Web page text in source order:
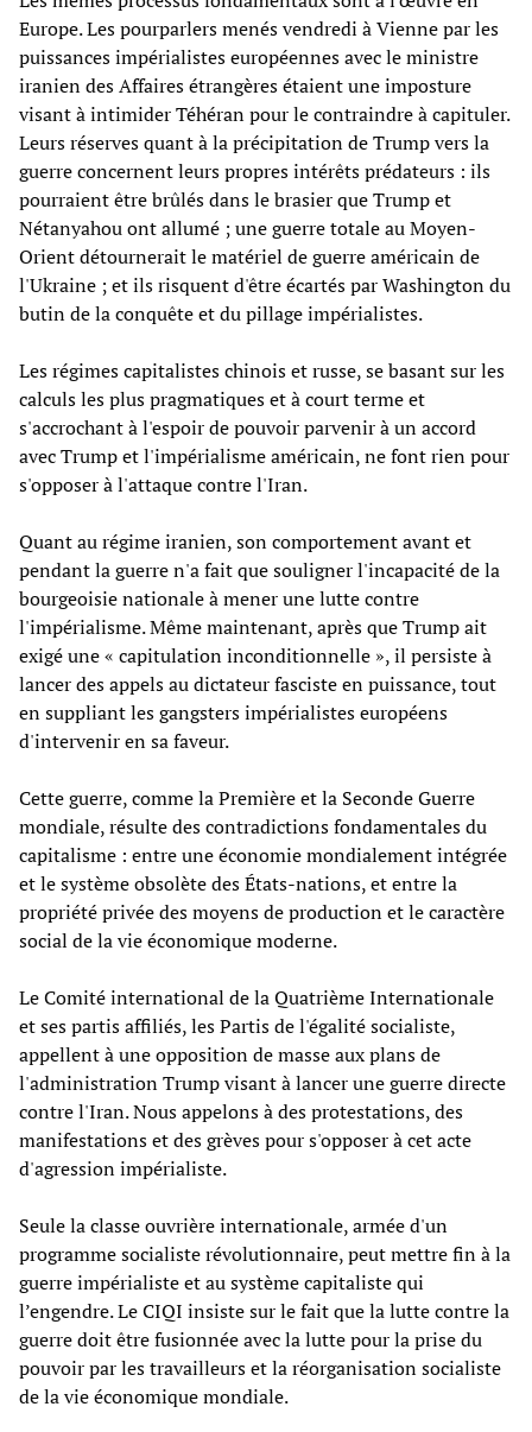
Europe. Les pourparlers menés vendredi à Vienne par les
puissances impérialistes européennes avec le ministre
iranien des Affaires étrangères étaient une imposture
visant à intimider Téhéran pour le contraindre à capituler.
Leurs réserves quant à la précipitation de Trump vers la
guerre concernent leurs propres intérêts prédateurs : ils
pourraient être brûlés dans le brasier que Trump et
Nétanyahou ont allumé ; une guerre totale au Moyen-
Orient détournerait le matériel de guerre américain de
l'Ukraine ; et ils risquent d'être écartés par Washington du
butin de la conquête et du pillage impérialistes.
Les régimes capitalistes chinois et russe, se basant sur les
calculs les plus pragmatiques et à court terme et
s'accrochant à l'espoir de pouvoir parvenir à un accord
avec Trump et l'impérialisme américain, ne font rien pour
s'opposer à l'attaque contre l'Iran.
Quant au régime iranien, son comportement avant et
pendant la guerre n'a fait que souligner l'incapacité de la
bourgeoisie nationale à mener une lutte contre
l'impérialisme. Même maintenant, après que Trump ait
exigé une « capitulation inconditionnelle », il persiste à
lancer des appels au dictateur fasciste en puissance, tout
en suppliant les gangsters impérialistes européens
d'intervenir en sa faveur.
Cette guerre, comme la Première et la Seconde Guerre
mondiale, résulte des contradictions fondamentales du
capitalisme : entre une économie mondialement intégrée
et le système obsolète des États-nations, et entre la
propriété privée des moyens de production et le caractère
social de la vie économique moderne.
Le Comité international de la Quatrième Internationale
et ses partis affiliés, les Partis de l'égalité socialiste,
appellent à une opposition de masse aux plans de
l'administration Trump visant à lancer une guerre directe
contre l'Iran. Nous appelons à des protestations, des
manifestations et des grèves pour s'opposer à cet acte
d'agression impérialiste.
Seule la classe ouvrière internationale, armée d'un
programme socialiste révolutionnaire, peut mettre fin à la
guerre impérialiste et au système capitaliste qui
l’engendre. Le CIQI insiste sur le fait que la lutte contre la
guerre doit être fusionnée avec la lutte pour la prise du
pouvoir par les travailleurs et la réorganisation socialiste
de la vie économique mondiale.